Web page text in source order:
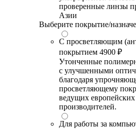
проверенные линзы
Азии
Выберите покрытие/
С просветляющим
покрытием 4900 ₽
Утонченные
с улучшенными
благодаря
просветляющему
ведущих
производителей.
Для работы за